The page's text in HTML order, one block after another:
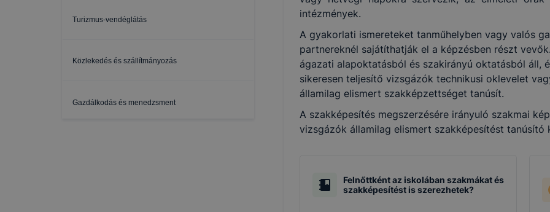
Turizmus-vendéglátás
Közlekedés és szállítmányozás
Gazdálkodás és menedzsment
intézmények.
A gyakorlati ismereteket tanműhelyben vagy valós
partnereknél sajátíthatják el a képzésben részt
ágazati alapoktatásból és szakirányú oktatásból áll,
sikeresen teljesítő vizsgázók technikusi oklevelet
államilag elismert szakképzettséget tanúsít.
A szakképesítés megszerzésére irányuló szakmai
vizsgázók államilag elismert szakképesítést
Felnőttként az iskolában szakmákat és
szakképesítést is szerezhetek?